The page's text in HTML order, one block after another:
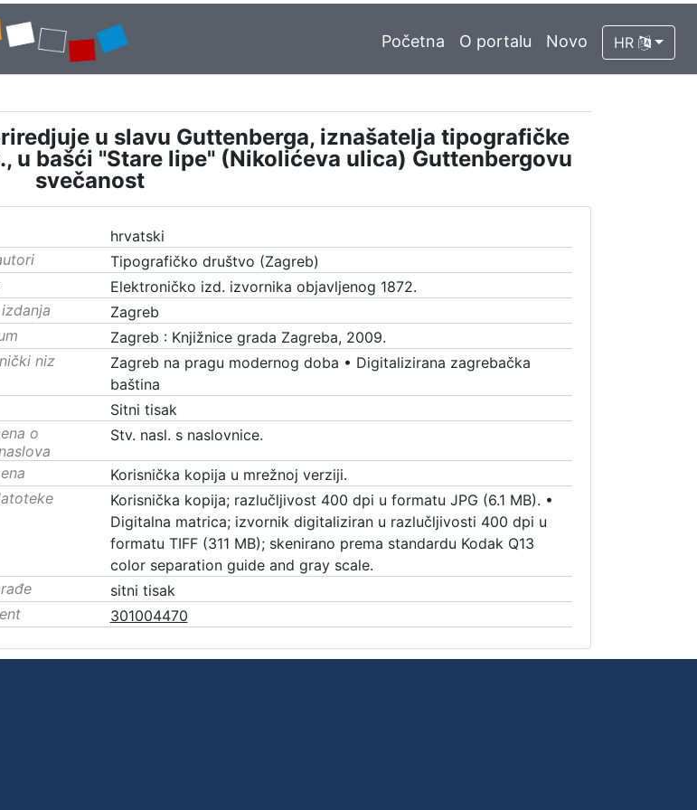
Početna O portalu Novo HR
u slavu Guttenberga, iznašatelja tipografičke
u bašći "Stare lipe" (Nikolićeva ulica) Guttenbergovu
svečanost
hrvatski
Tipografičko društvo (Zagreb)
Elektroničko izd. izvornika objavljenog 1872.
Zagreb
Zagreb : Knjižnice grada Zagreba, 2009.
niz
Zagreb na pragu modernog doba • Digitalizirana zagrebačka
baština
Sitni tisak
o
Stv. nasl. s naslovnice.
Korisnička kopija u mrežnoj verziji.
Korisnička kopija; razlučljivost 400 dpi u formatu JPG (6.1 MB). •
Digitalna matrica; izvornik digitaliziran u razlučljivosti 400 dpi u
formatu TIFF (311 MB); skenirano prema standardu Kodak Q13
color separation guide and gray scale.
sitni tisak
301004470